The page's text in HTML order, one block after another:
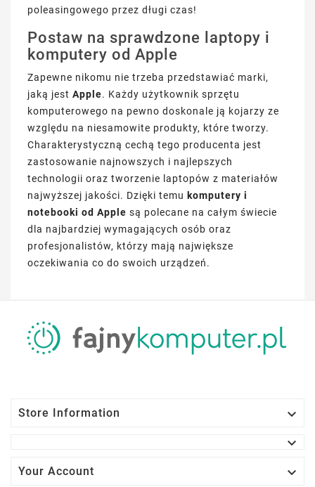
poleasingowego przez długi czas!
Postaw na sprawdzone laptopy i
komputery od Apple
Zapewne nikomu nie trzeba przedstawiać marki,
jaką jest Apple. Każdy użytkownik sprzętu
komputerowego na pewno doskonale ją kojarzy ze
względu na niesamowite produkty, które tworzy.
Charakterystyczną cechą tego producenta jest
zastosowanie najnowszych i najlepszych
technologii oraz tworzenie laptopów z materiałów
najwyższej jakości. Dzięki temu komputery i
notebooki od Apple są polecane na całym świecie
dla najbardziej wymagających osób oraz
profesjonalistów, którzy mają największe
oczekiwania co do swoich urządzeń.
Store Information


Your Account 